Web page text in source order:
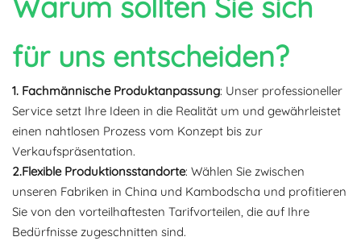
für uns entscheiden?
1. Fachmännische Produktanpassung: Unser professioneller
Service setzt Ihre Ideen in die Realität um und gewährleistet
einen nahtlosen Prozess vom Konzept bis zur
Verkaufspräsentation.
2.Flexible Produktionsstandorte: Wählen Sie zwischen
unseren Fabriken in China und Kambodscha und profitieren
Sie von den vorteilhaftesten Tarifvorteilen, die auf Ihre
Bedürfnisse zugeschnitten sind.